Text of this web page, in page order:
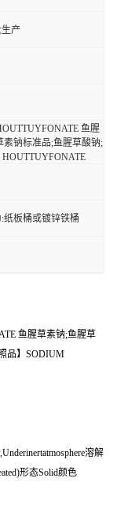
产
鱼腥
素钠标准品;鱼腥草酸钠;
纸板桶或镀锌铁桶
鱼腥草素钠;鱼腥草
品】SODIUM
溶解
形态Solid颜色